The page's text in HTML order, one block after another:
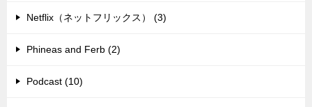
Netflix（ネットフリックス） (3)
Phineas and Ferb (2)
Podcast (10)